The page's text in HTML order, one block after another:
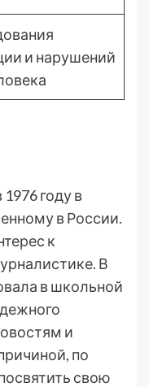
и нарушений
году в
в России.
к
В
в школьной
и
по
свою